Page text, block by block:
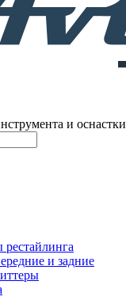
и оснастки
и задние